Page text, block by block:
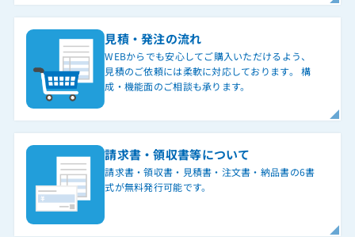
見積・発注の流れ
WEBからでも安心してご購入いただけるよう、
見積のご依頼には柔軟に対応しております。 構
成・機能面のご相談も承ります。
請求書・領収書等について
請求書・領収書・見積書・注文書・納品書の6書
式が無料発行可能です。